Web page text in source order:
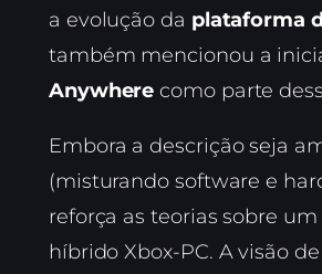
a evolução da plataforma
também mencionou a
Anywhere como parte
Embora a descrição seja
(misturando software e
reforça as teorias sobre
híbrido Xbox-PC. A visão